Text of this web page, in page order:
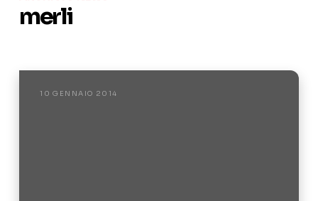
merli
10 GENNAIO 2014